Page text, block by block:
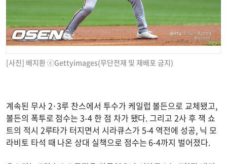
[사진] 배지환 ⓒGettyimages(무단전재 및 재배포 금지)
계속된 무사 2·3루 찬스에서 투수가 케일럽 볼든으로 교체됐고,
볼든의 폭투로 점수는 3-4 한 점 차가 됐다. 그리고 2사 후 잭 쇼
트의 적시 2루타가 터지면서 시라큐스가 5-4 역전에 성공, 닉 모
라비토 타석 때 나온 상대 실책으로 점수는 6-4까지 벌어졌다.